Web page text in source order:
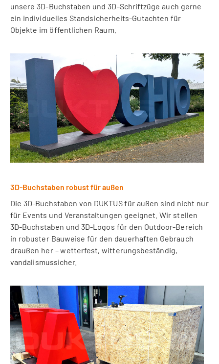
unsere 3D-Buchstaben und 3D-Schriftzüge auch gerne
ein individuelles Standsicherheits-Gutachten für
Objekte im öffentlichen Raum.
3D-Buchstaben robust für außen
Die 3D-Buchstaben von DUKTUS für außen sind nicht nur
für Events und Veranstaltungen geeignet. Wir stellen
3D-Buchstaben und 3D-Logos für den Outdoor-Bereich
in robuster Bauweise für den dauerhaften Gebrauch
draußen her – wetterfest, witterungsbeständig,
vandalismussicher.